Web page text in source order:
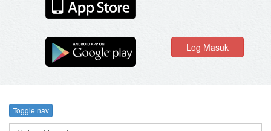
Log Masuk
Toggle nav